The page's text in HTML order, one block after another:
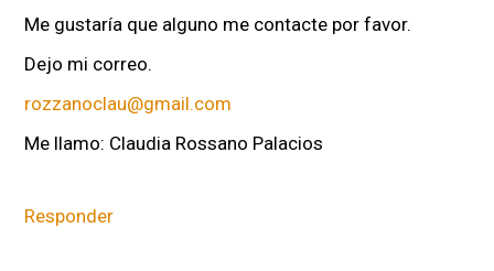
Me gustaría que alguno me contacte por favor.
Dejo mi correo.
rozzanoclau@gmail.com
Me llamo: Claudia Rossano Palacios
Responder